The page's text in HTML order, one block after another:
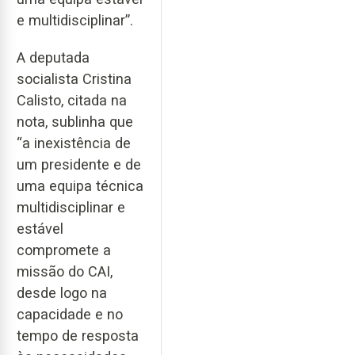
e multidisciplinar”.
A deputada
socialista Cristina
Calisto, citada na
nota, sublinha que
“a inexistência de
um presidente e de
uma equipa técnica
multidisciplinar e
estável
compromete a
missão do CAI,
desde logo na
capacidade e no
tempo de resposta